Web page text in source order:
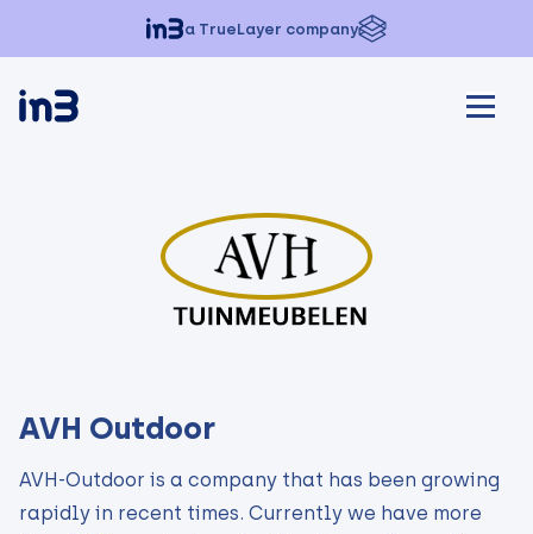
a TrueLayer company
AVH Outdoor
AVH-Outdoor is a company that has been growing
rapidly in recent times. Currently we have more